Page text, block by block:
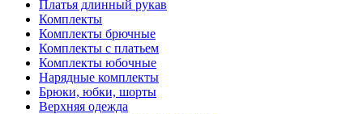
Платья длинный рукав
Комплекты
Комплекты брючные
Комплекты с платьем
Комплекты юбочные
Нарядные комплекты
Брюки, юбки, шорты
Верхняя одежда